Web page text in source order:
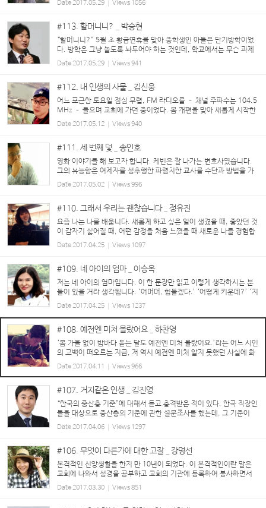
버지로 불리는 러시아 화...
Date2017.05.29 Views 1056
#113. 할머니니? _ 박승현
“할머니니?” 5월 초 황금연휴를 맞아 중학생인 아들은 단기방학이었
다. 방학은 그냥 놀도록 놔두어야 하는 것인데, 학교에서는 무슨 과제
를 주는지(교장선생님은 학생들이 노는 꼴을 못 보는 듯). 그리고 아직
까지 일부 과제는 부모의 몫이다. ...
Date2017.05.29 Views941
#112. 내 인생의 사물 _ 김신웅
어느 포근한 토요일 점심 무렵, FM 라디오를 – 채널 주파수는 104.5
MHz – 들으며 교회에 가던 중이었다. 봄 개편을 맞아 새롭게 시작한
프로그램, 개그우먼 박지선 씨가 진행하는 ‘사물의 재발견’이 흘러나
왔다. 이 날 코너에서는 여러 청취...
Date2017.05.12 Views940
#111. 세 번째 덫 _ 송인호
영화 이야기를 해 보고자 합니다. 케빈은 잘 나가는 변호사였습니다.
그의 유능함은 여제자를 성추행한 파렴치한 교사를 수단과 방법을 가
리지 않고 무죄 방면토록 만드는 등, 소송전에서 그 진가를 발휘하고
있었습니다. 그런데 어느 날 ...
Date2017.05.02 Views996
#110. 그래서 우리는 괜찮습니다 _ 정유진
요즘 나는 나를 배웁니다. 새롭게 하고 싶은 일이 생겼을 때, 좋았던 것
이 갑자기 싫어질 때, 어떤 감정을 처음 느꼈을 때 새로운 나를 경험합
니다. 물론 오랜 시간 반복되는 생활습관과 행동, 생각의 패턴들도 내
가 누군지 설명합니다. 나 자신...
Date2017.04.25 Views 1097
#109. 네 아이의 엄마 _ 이승옥
저는 네 아이의 엄마입니다. 이 한 문장만 읽고 이렇게 생각하시는 분
들이 있을 거라 생각됩니다. ‘어머머, 힘들겠다.’ ‘어떻게 키운데?’ ‘지
금은 힘들어도 크고 나면 좋아.’ 그리고 위에 딸이 셋이고 막내가 아들
이다 보니, 또 이렇게...
Date2017.04.25 Views 1237
#108. 예전엔 미처 몰랐어요 _ 하찬영
‘봄 가을 없이 밤바다 돋는 달도 예전엔 미처 몰랐어요.’라는 어느 시인
의 고백이 떠오르는 지금, 저 역시 예전엔 미처 알지 못했던 사실에 화
들짝 놀란 가슴을 쓸어내리며 마감 기한을 훌쩍 넘긴 지금 급하게 자판
을 두드리고 있는 중입니다. ...
Date2017.04.11 Views966
#107. 거지같은 인생 _ 김진영
“한국의 중산층 기준”에 대해서 듣고 충격받은 적이 있다. 한국 직장인
들을 대상으로 중산층의 기준에 관한 설문조사를 했는데, 그 기준이
“① 부채 없는 아파트 30평 이상 소유, ② 월 급여 500만 원 이상, ③
자동차는 2,000cc급 이상 중형...
Date2017.04.06 Views 1297
#106. 무엇이 다른가에 대한 고찰 _ 강명선
본격적인 신앙생활을 한지 만 10년이 되었다. 이 본격적인이란 말은
교회에 나와서 성경을 공부하고 교회의 기관에 등록하여 봉사하면서
정기적인 주일성수와 십일조를 드린 신앙생활의 기간이며...
Date2017.03.30 Views851